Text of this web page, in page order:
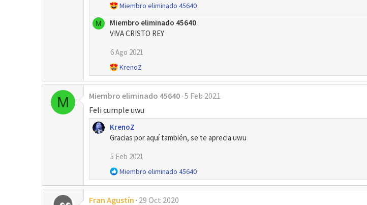
n
e
R
a
c
i
o
n
e
Miembro eliminado 45640
M
Miembro eliminado 45640
VIVA CRISTO REY
6 Ago 2021
R
e
a
c
i
o
n
s
KrenoZ
M Miembro eliminado 45640 5 Feb 2021
Feli cumple uwu
KrenoZ
Gracias por aquí también, se te aprecia uwu
5 Feb 2021
R
e
a
c
Miembro eliminado 45640
Fran Agustín 29 Oct 2020